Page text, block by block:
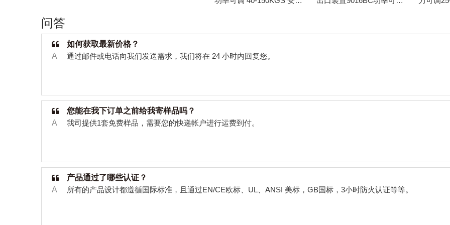
问答
如何获取最新价格？
A
通过邮件或电话向我们发送需求，我们将在 24 小时内回复您。
您能在我下订单之前给我寄样品吗？
A
我司提供1套免费样品，需要您的快递帐户进行运费到付。
产品通过了哪些认证？
A
所有的产品设计都遵循国际标准，且通过EN/CE欧标、 UL ANSI 美标， GB国标， 3小时防火认证等等。